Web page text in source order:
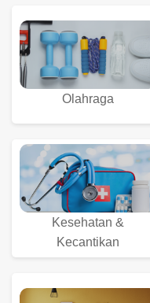
Olahraga
Kesehatan &
Kecantikan